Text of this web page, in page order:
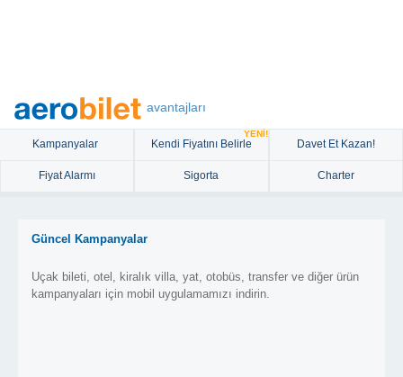
avantajları
Kampanyalar Kendi Fiyatını Belirle
YENİ!
Davet Et Kazan!
Fiyat Alarmı Sigorta Charter
Güncel Kampanyalar
Uçak bileti, otel, kiralık villa, yat, otobüs, transfer ve diğer ürün
kampanyaları için mobil uygulamamızı indirin.